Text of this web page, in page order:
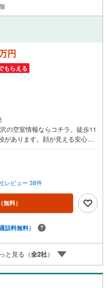
円
もらえる
の空室情報ならコチラ。徒歩11
あります。顔が見える安心のT
のため、加入予定の方にはオス
とのない、前面棟無となって
ザインのシステムキッチン付
日常生活で利用頻度の高い水
のいいシステムキッチンを選ん
の広さが5.3平米の物件です。即
夕方にかけての時間帯に洗濯物
ンターホン付きです。全居室6
る演出ができます。この度
社の物件をご覧いただき、誠に
し気になる点があればお気軽に
様の理想の住まい探しを、心
レビュー 38件
（無料）
通話料無料）
と見る（全2社）